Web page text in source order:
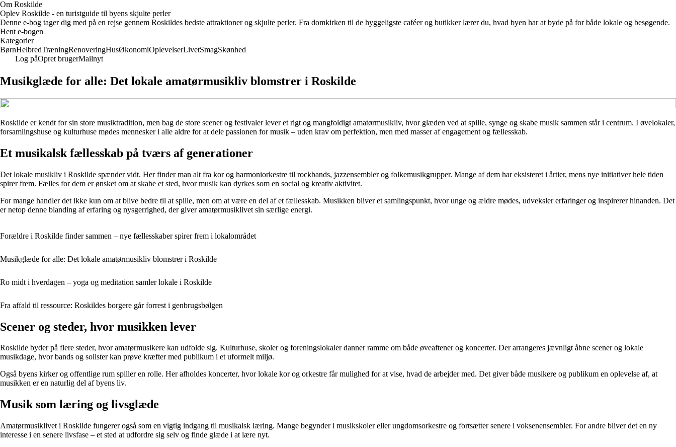
Om Roskilde
Oplev Roskilde - en turistguide til byens skjulte perler
Denne e-bog tager dig med på en rejse gennem Roskildes bedste attraktioner og skjulte perler. Fra domkirken til de hyggeligste caféer og butikker lærer du, hvad byen har at byde på for både lokale og besøgende.
Hent e-bogen
Kategorier
BørnHelbredTræningRenoveringHusØkonomiOplevelserLivetSmagSkønhed
Log påOpret brugerMailnyt
Musikglæde for alle: Det lokale amatørmusikliv blomstrer i Roskilde
Roskilde er kendt for sin store musiktradition, men bag de store scener og festivaler lever et rigt og mangfoldigt amatørmusikliv, hvor glæden ved at spille, synge og skabe musik sammen står i centrum. I øvelokaler,
forsamlingshuse og kulturhuse mødes mennesker i alle aldre for at dele passionen for musik – uden krav om perfektion, men med masser af engagement og fællesskab.
Et musikalsk fællesskab på tværs af generationer
Det lokale musikliv i Roskilde spænder vidt. Her finder man alt fra kor og harmoniorkestre til rockbands, jazzensembler og folkemusikgrupper. Mange af dem har eksisteret i årtier, mens nye initiativer hele tiden
spirer frem. Fælles for dem er ønsket om at skabe et sted, hvor musik kan dyrkes som en social og kreativ aktivitet.
For mange handler det ikke kun om at blive bedre til at spille, men om at være en del af et fællesskab. Musikken bliver et samlingspunkt, hvor unge og ældre mødes, udveksler erfaringer og inspirerer hinanden. Det
er netop denne blanding af erfaring og nysgerrighed, der giver amatørmusiklivet sin særlige energi.
Forældre i Roskilde finder sammen – nye fællesskaber spirer frem i lokalområdet
Musikglæde for alle: Det lokale amatørmusikliv blomstrer i Roskilde
Ro midt i hverdagen – yoga og meditation samler lokale i Roskilde
Fra affald til ressource: Roskildes borgere går forrest i genbrugsbølgen
Scener og steder, hvor musikken lever
Roskilde byder på flere steder, hvor amatørmusikere kan udfolde sig. Kulturhuse, skoler og foreningslokaler danner ramme om både øveaftener og koncerter. Der arrangeres jævnligt åbne scener og lokale
musikdage, hvor bands og solister kan prøve kræfter med publikum i et uformelt miljø.
Også byens kirker og offentlige rum spiller en rolle. Her afholdes koncerter, hvor lokale kor og orkestre får mulighed for at vise, hvad de arbejder med. Det giver både musikere og publikum en oplevelse af, at
musikken er en naturlig del af byens liv.
Musik som læring og livsglæde
Amatørmusiklivet i Roskilde fungerer også som en vigtig indgang til musikalsk læring. Mange begynder i musikskoler eller ungdomsorkestre og fortsætter senere i voksenensembler. For andre bliver det en ny
interesse i en senere livsfase – et sted at udfordre sig selv og finde glæde i at lære nyt.